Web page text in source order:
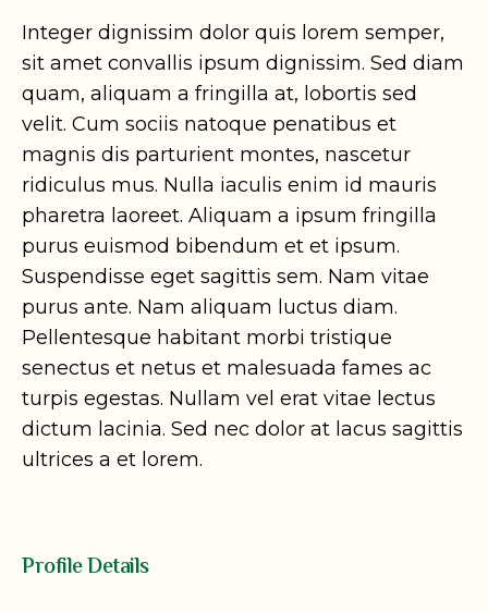
Integer dignissim dolor quis lorem semper,
sit amet convallis ipsum dignissim. Sed diam
quam, aliquam a fringilla at, lobortis sed
velit. Cum sociis natoque penatibus et
magnis dis parturient montes, nascetur
ridiculus mus. Nulla iaculis enim id mauris
pharetra laoreet. Aliquam a ipsum fringilla
purus euismod bibendum et et ipsum.
Suspendisse eget sagittis sem. Nam vitae
purus ante. Nam aliquam luctus diam.
Pellentesque habitant morbi tristique
senectus et netus et malesuada fames ac
turpis egestas. Nullam vel erat vitae lectus
dictum lacinia. Sed nec dolor at lacus sagittis
ultrices a et lorem.
Profile Details